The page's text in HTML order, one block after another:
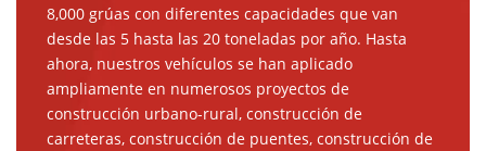
8,000 grúas con diferentes capacidades que van
desde las 5 hasta las 20 toneladas por año. Hasta
ahora, nuestros vehículos se han aplicado
ampliamente en numerosos proyectos de
construcción urbano-rural, construcción de
carreteras, construcción de puentes, construcción de